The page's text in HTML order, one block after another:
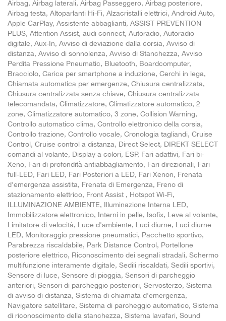
Airbag, Airbag laterali, Airbag Passeggero, Airbag posteriore,
Airbag testa, Altoparlanti Hi-Fi, Alzacristalli elettrici, Android Auto,
Apple CarPlay, Assistente abbaglianti, ASSIST PREVENTION
PLUS, Attention Assist, audi connect, Autoradio, Autoradio
digitale, Aux-In, Avviso di deviazione dalla corsia, Avviso di
distanza, Avviso di sonnolenza, Avviso di Stanchezza, Avviso
Perdita Pressione Pneumatic, Bluetooth, Boardcomputer,
Bracciolo, Carica per smartphone a induzione, Cerchi in lega,
Chiamata automatica per emergenze, Chiusura centralizzata,
Chiusura centralizzata senza chiave, Chiusura centralizzata
telecomandata, Climatizzatore, Climatizzatore automatico, 2
zone, Climatizzatore automatico, 3 zone, Collision Warning,
Controllo automatico clima, Controllo elettronico della corsia,
Controllo trazione, Controllo vocale, Cronologia tagliandi, Cruise
Control, Cruise control a distanza, Direct Select, DIREKT SELECT
comandi al volante, Display a colori, ESP, Fari adattivi, Fari bi-
Xeno, Fari di profondità antiabbagliamento, Fari direzionali, Fari
full-LED, Fari LED, Fari Posteriori a LED, Fari Xenon, Frenata
d'emergenza assistita, Frenata di Emergenza, Freno di
stazionamento elettrico, Front Assist , Hotspot Wi-Fi,
ILLUMINAZIONE AMBIENTE, Illuminazione Interna LED,
Immobilizzatore elettronico, Interni in pelle, Isofix, Leve al volante,
Limitatore di velocità, Luce d'ambiente, Luci diurne, Luci diurne
LED, Monitoraggio pressione pneumatici, Pacchetto sportivo,
Parabrezza riscaldabile, Park Distance Control, Portellone
posteriore elettrico, Riconoscimento dei segnali stradali, Schermo
multifunzione interamente digitale, Sedili riscaldati, Sedili sportivi,
Sensore di luce, Sensore di pioggia, Sensori di parcheggio
anteriori, Sensori di parcheggio posteriori, Servosterzo, Sistema
di avviso di distanza, Sistema di chiamata d'emergenza,
Navigatore satellitare, Sistema di parcheggio automatico, Sistema
di riconoscimento della stanchezza, Sistema lavafari, Sound